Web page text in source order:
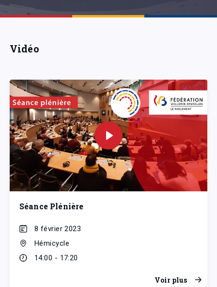
Vidéo
Séance Plénière
8 février 2023
Hémicycle
14:00 - 17:20
Voir plus